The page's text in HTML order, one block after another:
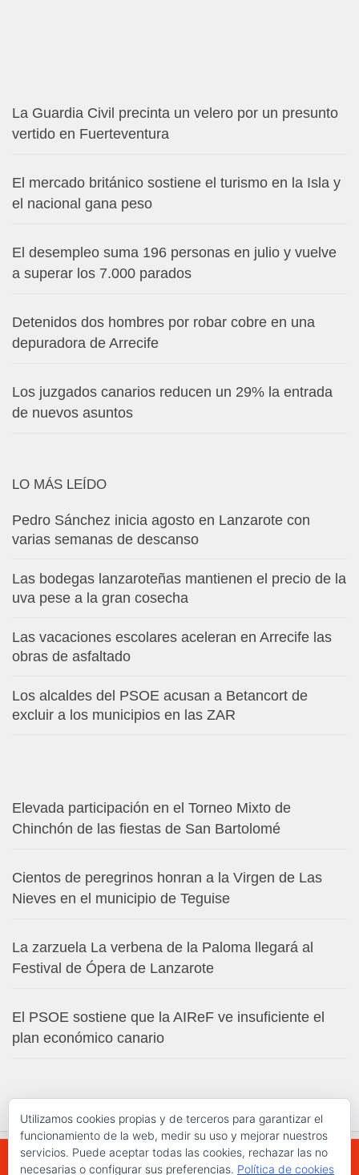
La Guardia Civil precinta un velero por un presunto
vertido en Fuerteventura
El mercado británico sostiene el turismo en la Isla y
el nacional gana peso
El desempleo suma 196 personas en julio y vuelve
a superar los 7.000 parados
Detenidos dos hombres por robar cobre en una
depuradora de Arrecife
Los juzgados canarios reducen un 29% la entrada
de nuevos asuntos
LO MÁS LEÍDO
Pedro Sánchez inicia agosto en Lanzarote con
varias semanas de descanso
Las bodegas lanzaroteñas mantienen el precio de la
uva pese a la gran cosecha
Las vacaciones escolares aceleran en Arrecife las
obras de asfaltado
Los alcaldes del PSOE acusan a Betancort de
excluir a los municipios en las ZAR
Elevada participación en el Torneo Mixto de
Chinchón de las fiestas de San Bartolomé
Cientos de peregrinos honran a la Virgen de Las
Nieves en el municipio de Teguise
La zarzuela La verbena de la Paloma llegará al
Festival de Ópera de Lanzarote
El PSOE sostiene que la AIReF ve insuficiente el
plan económico canario
Utilizamos cookies propias y de terceros para garantizar el
funcionamiento de la web, medir su uso y mejorar nuestros
servicios. Puede aceptar todas las cookies, rechazar las no
necesarias o configurar sus preferencias. Política de cookies